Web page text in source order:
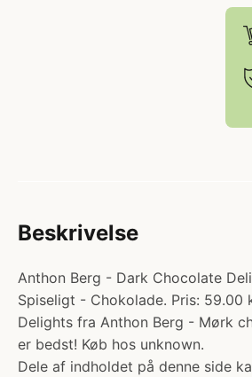
Beskrivelse
Anthon Berg - Dark Chocolate
Spiseligt - Chokolade. Pris: 59.00
Delights fra Anthon Berg - Mørk
er bedst! Køb hos unknown.
Dele af indholdet på denne side